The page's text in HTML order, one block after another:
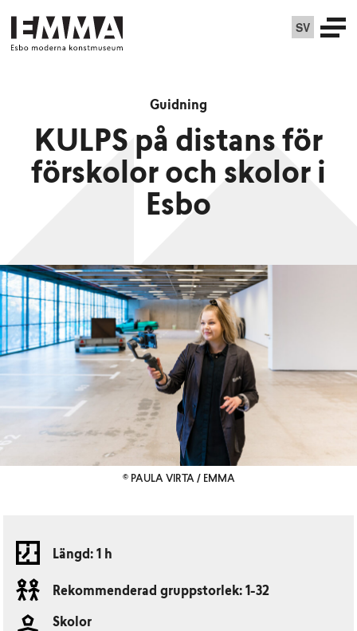
SV
Guidning
KULPS på distans för
förskolor och skolor i
Esbo
© PAULA VIRTA / EMMA
Längd: 1 h
Rekommenderad gruppstorlek: 1-32
Skolor